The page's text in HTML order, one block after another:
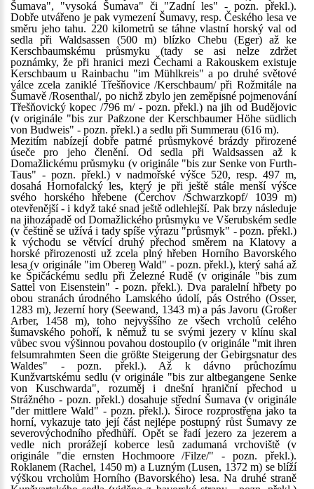
Šumava", "vysoká Šumava" či "Zadní les" - pozn. překl.).
Dobře utvářeno je pak vymezení Šumavy, resp. Českého lesa ve
směru jeho tahu. 220 kilometrů se táhne vlastní horský val od
sedla při Waldsassen (500 m) blízko Chebu (Eger) až ke
Kerschbaumskému průsmyku (tady se asi nelze zdržet
poznámky, že při hranici mezi Čechami a Rakouskem existuje
Kerschbaum u Rainbachu "im Mühlkreis" a po druhé světové
válce zcela zaniklé Třešňovice /Kerschbaum/ při Rožmitále na
Šumavě /Rosenthal/, po nichž zbylo jen zeměpisné pojmenování
Třešňovický kopec /796 m/ - pozn. překl.) na jih od Budějovic
(v originále "bis zur Paßzone der Kerschbaumer Höhe südlich
von Budweis" - pozn. překl.) a sedlu při Summerau (616 m).
Mezitím nabízejí dobře patrné průsmykové brázdy přirozené
úseče pro jeho členění. Od sedla při Waldsassen až k
Domažlickému průsmyku (v originále "bis zur Senke von Furth-
Taus" - pozn. překl.) v nadmořské výšce 520, resp. 497 m,
dosahá Hornofalcký les, který je při ještě stále menší výšce
svého horského hřebene (Čerchov /Schwarzkopf/ 1039 m)
otevřenější - i když také snad ještě odlehlejší. Pak brzy následuje
na jihozápadě od Domažlického průsmyku ve Všerubském sedle
(v češtině se užívá i tady spíše výrazu "průsmyk" - pozn. překl.)
k východu se větvící druhý přechod směrem na Klatovy a
horské přirozenosti už zcela plný hřeben Horního Bavorského
lesa (v originále "im Oberen Wald" - pozn. překl.), který sahá až
ke Špičáckému sedlu při Železné Rudě (v originále "bis zum
Sattel von Eisenstein" - pozn. překl.). Dva paralelní hřbety po
obou stranách úrodného Lamského údolí, pás Ostrého (Osser,
1283 m), Jezerní hory (Seewand, 1343 m) a pás Javoru (Großer
Arber, 1458 m), toho nejvyššího ze všech vrcholů celého
šumavského pohoří, k němuž tu se svými jezery v klínu skal
vůbec svou výšinnou povahou dostoupilo (v originále "mit ihren
felsumrahmten Seen die größte Steigerung der Gebirgsnatur des
Waldes" - pozn. překl.). Až k dávno průchozímu
Kunžvartskému sedlu (v originále "bis zur altbegangene Senke
von Kuschwarda", rozuměj i dnešní hraniční přechod u
Strážného - pozn. překl.) dosahuje střední Šumava (v originále
"der mittlere Wald" - pozn. překl.). Široce rozprostřena jako ta
horní, vykazuje tato její část nejlépe postupný růst Šumavy ze
severovýchodního předhůří. Opět se řadí jezero za jezerem a
vedle nich prorážejí koberce lesů zadumaná vrchoviště (v
originále "die ernsten Hochmoore /Filze/" - pozn. překl.).
Roklanem (Rachel, 1450 m) a Luzným (Lusen, 1372 m) se blíží
výškou vrcholům Horního (Bavorského) lesa. Na druhé straně